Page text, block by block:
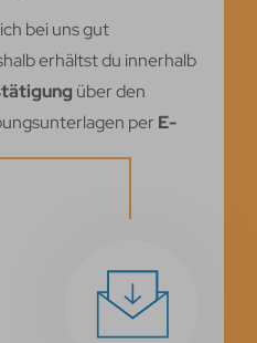
bei uns gut
erhältst du innerhalb
über den
per E-